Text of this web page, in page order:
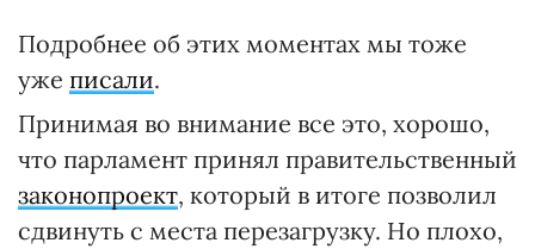
Подробнее об этих моментах мы тоже
уже писали.
Принимая во внимание все это, хорошо,
что парламент принял правительственный
законопроект, который в итоге позволил
сдвинуть с места перезагрузку. Но плохо,